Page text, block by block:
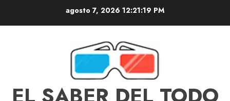
agosto 7, 2026 12:21:19 PM